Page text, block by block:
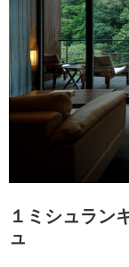
１ミシュラン
ュ